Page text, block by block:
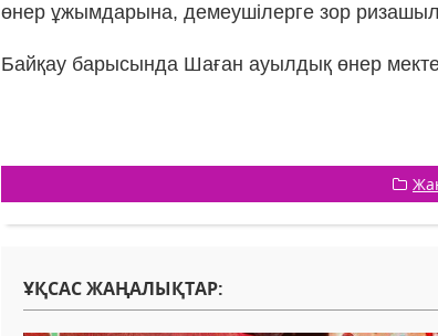
өнер ұжымдарына, демеу­шілерге зор
Байқау барысында Шаған ауылдық өнер
ҰҚСАС ЖАҢАЛЫҚТАР: